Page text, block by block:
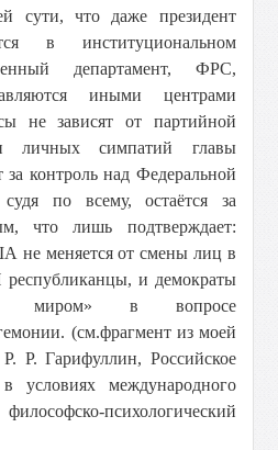
сути, что даже президент
в институциональном
департамент, ФРС,
иными центрами
не зависят от партийной
личных симпатий главы
за контроль над Федеральной
судя по всему, остаётся за
что лишь подтверждает:
не меняется от смены лиц в
и демократы
миром» в вопросе
(см.фрагмент из моей
Р. Гарифуллин, Российское
в условиях международного
психологический